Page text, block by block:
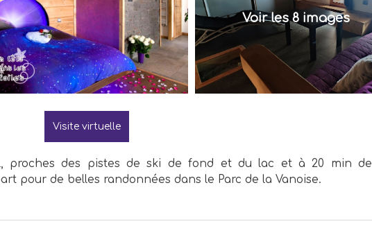
Voir les 8 images
Visite virtuelle
proches des pistes de ski de fond et du lac et à 20 min de
pour de belles randonnées dans le Parc de la Vanoise.